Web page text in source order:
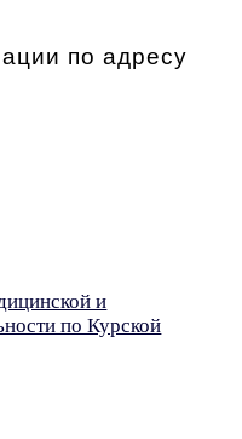
по адресу
и
по Курской